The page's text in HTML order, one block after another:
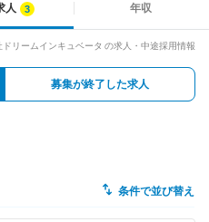
人 年収
ドリームインキュベータ の求人・中途採用情報
募集が終了した求人
条件で並び替え